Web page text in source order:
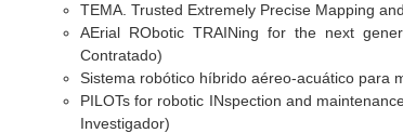
TEMA. Trusted Extremely Precise Mapping
AErial RObotic TRAINing for the next
Contratado)
Sistema robótico híbrido aéreo-acuático para
PILOTs for robotic INspection and
Investigador)